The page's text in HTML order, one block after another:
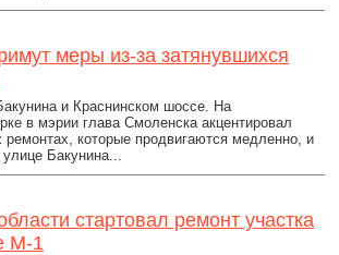
меры из-за затянувшихся
и Краснинском шоссе. На
в мэрии глава Смоленска акцентировал
ремонтах, которые продвигаются медленно, и
Бакунина...
стартовал ремонт участка
М-1